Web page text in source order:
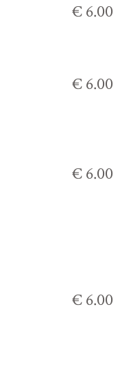
€ 6.00
€ 6.00
€ 6.00
€ 6.00